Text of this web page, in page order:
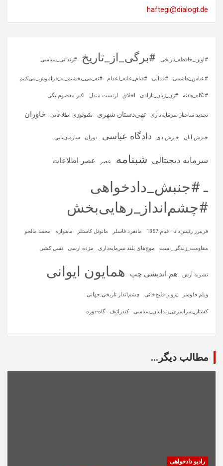
haftegi@dialogt.de
#اوین_حافظه_تاریخی #برگی_از_تاریخ #زندانی_سیاسی
#عباس_هاشمی #فدایی #قیام_علیه_اعدام #نه_می_بخشیم_نه_فراموش_می‌کنیم
#نگاه_هفته #ژن_ژیان_ئازادی اخلاق ارنست مندل اکبر معصوم‌بیگی
تجدید ساختار سرمایه‌داری تهی‌دستان شهری تکنولوژی اطلاعاتی خاوران
خیزش آبان خیزش دی دادگاه عباسی دوران سازمان‌یابی
سرمایه‌ دیجیتالی شبنامه عصر عصر اطلاعات
ـ #جنبش_دادخواهی
#چشم‌انداز_رهایی‌بخش
فریبرز رئیس‌دانا قیام 1357 مانفرد فاسلر مانوئل کاستلز ماهواره‌ محمد مالجو
مقاومت_زندگی_است موج‌های بلند سرمایه‌داری مژده ارسی نسل کشی
نشریه آرش هم اندیشی چپ همایون ایوانی
ویلم فلوسر پرویز قلیچ‌خانی چشم‌انداز تاریخی‌ـ‌جهانی
کشتار_سراسری_زندانیان_سیاسی کندراتیف گاه-دوره
مطالب دیگر...
رادیو دادخواهی